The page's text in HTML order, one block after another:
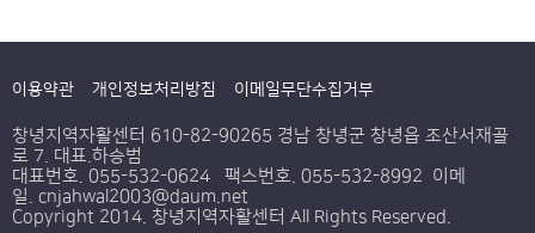
이용약관 개인정보처리방침 이메일무단수집거부
창녕지역자활센터 610-82-90265 경남 창녕군 창녕읍 조산서재골
로 7. 대표.하승범
대표번호. 055-532-0624 팩스번호. 055-532-8992 이메
일. cnjahwal2003@daum.net
Copyright 2014. 창녕지역자활센터 All Rights Reserved.